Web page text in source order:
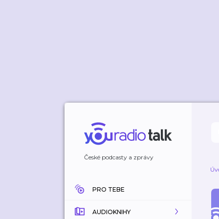
České podcasty a zprávy
PRO TEBE
AUDIOKNIHY